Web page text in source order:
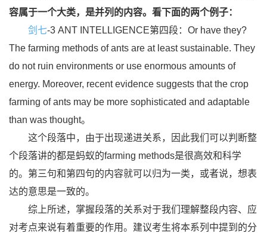
容属于一个大类，是并列的内容。看下面的两个例子：
剑七-3 ANT INTELLIGENCE第四段：Or have they?
The farming methods of ants are at least sustainable. They
do not ruin environments or use enormous amounts of
energy. Moreover, recent evidence suggests that the crop
farming of ants may be more sophisticated and adaptable
than was thought。
这个段落中，由于出现递进关系，因此我们可以判断整
个段落讲的都是蚂蚁的farming methods是很高效和科学
的。第三句和第四句的内容就可以归为一类，或者说，想表
达的意思是一致的。
综上所述，掌握段落的关系对于我们理解整段内容、应
对考点来说有着重要的作用。建议考生将本系列中提到的分